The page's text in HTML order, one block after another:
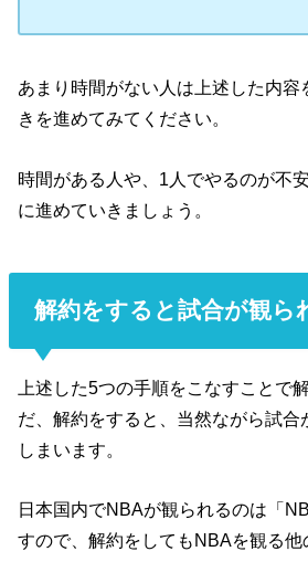
あまり時間がない人は上述した内容
きを進めてみてください。
時間がある人や、1人でやるのが不
に進めていきましょう。
解約をすると試合が観ら
上述した5つの手順をこなすことで
だ、解約をすると、当然ながら試合
しまいます。
日本国内でNBAが観られるのは「
すので、解約をしてもNBAを観る